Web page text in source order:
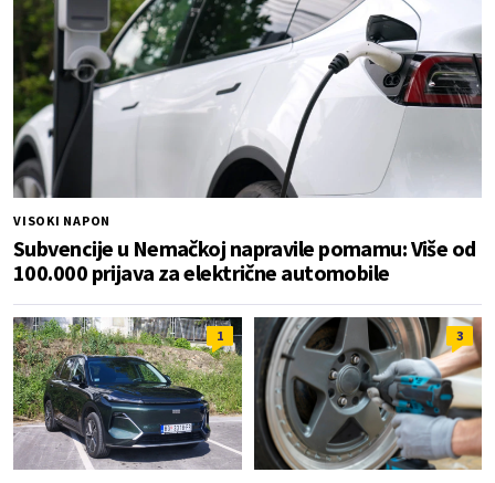
VISOKI NAPON
Subvencije u Nemačkoj napravile pomamu: Više od
100.000 prijava za električne automobile
1 3